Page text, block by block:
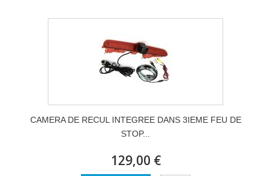
CAMERA DE RECUL INTEGREE DANS 3IEME FEU DE
STOP...
129,00 €